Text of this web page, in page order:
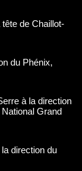
du Phénix,
à la direction
Grand
direction du